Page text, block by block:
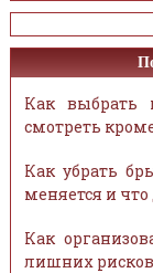
Как выбрать
смотреть
Как убрать
меняется и
Как
лишних рисков